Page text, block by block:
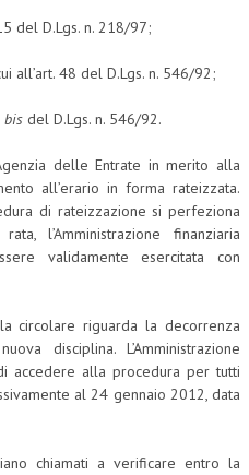
D.Lgs. n. 218/97;
48 del D.Lgs. n. 546/92;
bis del D.Lgs. n. 546/92.
delle Entrate in merito alla
all’erario in forma rateizzata.
di rateizzazione si perfeziona
l’Amministrazione finanziaria
validamente esercitata con
circolare riguarda la decorrenza
disciplina. L’Amministrazione
accedere alla procedura per tutti
al 24 gennaio 2012, data
chiamati a verificare entro la